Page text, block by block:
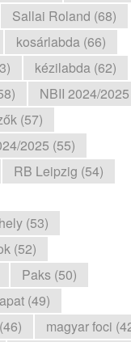
Sallai Roland (68)
kosárlabda (66)
kézilabda (62)
NBII 2024/
(57)
2025 (55)
RB Leipzig (54)
(53)
(52)
Paks (50)
(49)
magyar foci